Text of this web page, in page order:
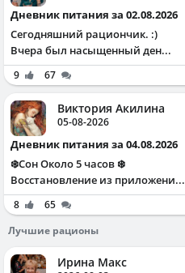
Дневник питания за 02.08.2026
Сегодняшний рациончик. :)
Вчера был насыщенный ден...
9 67
Виктория Акилина
05-08-2026
Дневник питания за 04.08.2026
❄️Сон Около 5 часов ❄️
Восстановление из приложени...
8
65
Лучшие рационы
Ирина Макс